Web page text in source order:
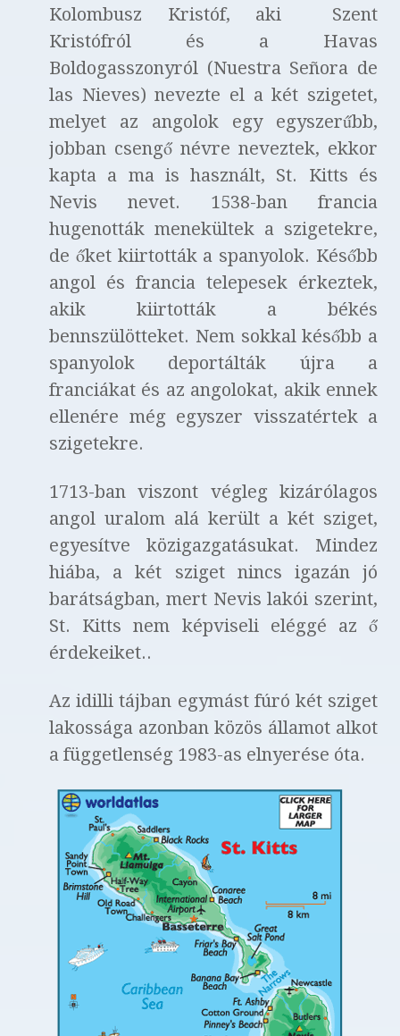
Kolombusz Kristóf, aki Szent
Kristófról és a Havas
Boldogasszonyról (Nuestra Señora de
las Nieves) nevezte el a két szigetet,
melyet az angolok egy egyszerűbb,
jobban csengő névre neveztek, ekkor
kapta a ma is használt, St. Kitts és
Nevis nevet. 1538-ban francia
hugenották menekültek a szigetekre,
de őket kiirtották a spanyolok. Később
angol és francia telepesek érkeztek,
akik kiirtották a békés
bennszülötteket. Nem sokkal később a
spanyolok deportálták újra a
franciákat és az angolokat, akik ennek
ellenére még egyszer visszatértek a
szigetekre.
1713-ban viszont végleg kizárólagos
angol uralom alá került a két sziget,
egyesítve közigazgatásukat. Mindez
hiába, a két sziget nincs igazán jó
barátságban, mert Nevis lakói szerint,
St. Kitts nem képviseli eléggé az ő
érdekeiket..
Az idilli tájban egymást fúró két sziget
lakossága azonban közös államot alkot
a függetlenség 1983-as elnyerése óta.